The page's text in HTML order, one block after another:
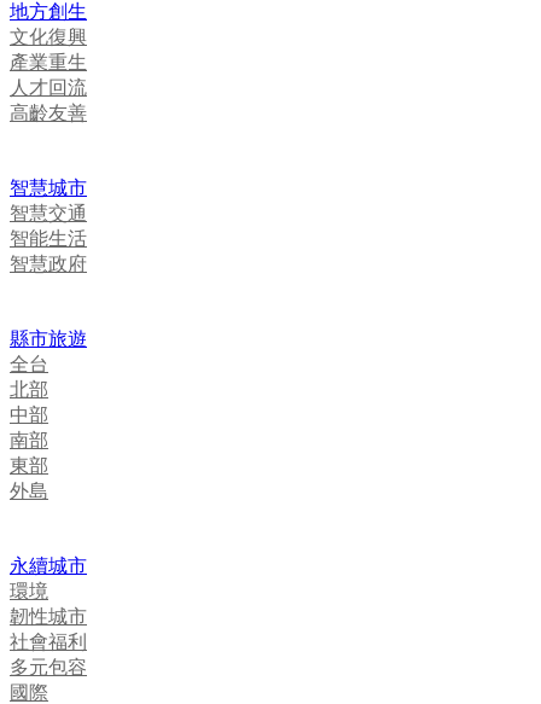
地方創生
文化復興
產業重生
人才回流
高齡友善
智慧城市
智慧交通
智能生活
智慧政府
縣市旅遊
全台
北部
中部
南部
東部
外島
永續城市
環境
韌性城市
社會福利
多元包容
國際